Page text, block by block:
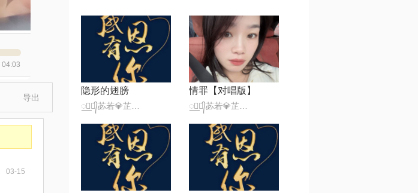
04:03
导出
03-15
隐形的翅膀 情罪【对唱版】